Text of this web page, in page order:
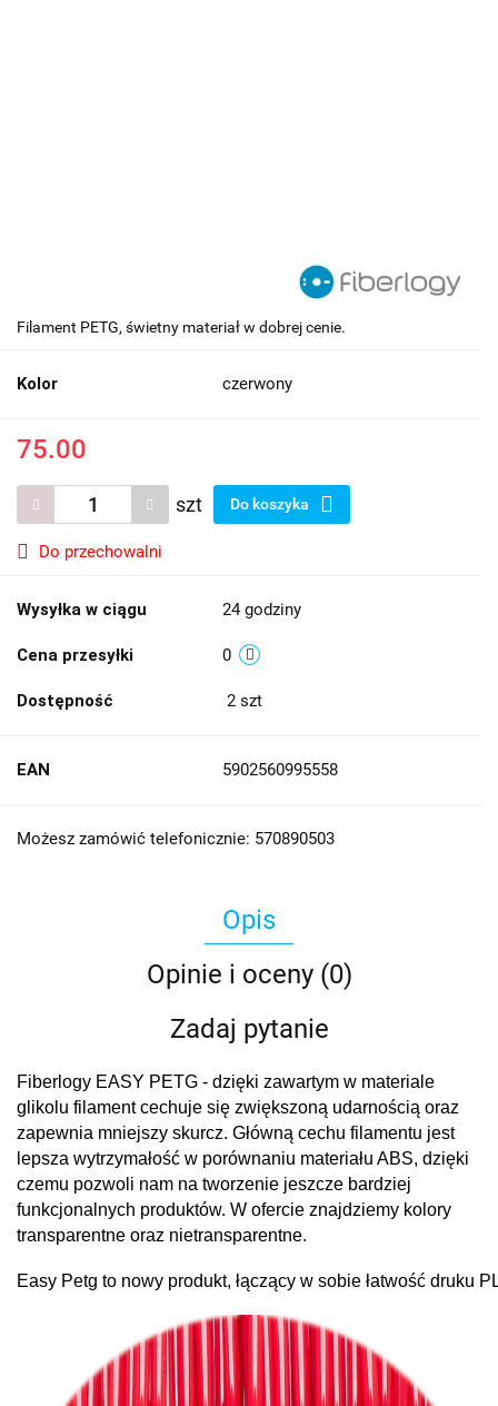
Filament PETG, świetny materiał w dobrej cenie.
Kolor czerwony
75.00
szt Do koszyka
Do przechowalni
Wysyłka w ciągu 24 godziny
Cena przesyłki 0
Dostępność 2 szt
EAN 5902560995558
Możesz zamówić telefonicznie: 570890503
Opis
Opinie i oceny (0)
Zadaj pytanie
Fiberlogy EASY PETG - dzięki zawartym w materiale
glikolu filament cechuje się zwiększoną udarnością oraz
zapewnia mniejszy skurcz. Główną cechu filamentu jest
lepsza wytrzymałość w porównaniu materiału ABS, dzięki
czemu pozwoli nam na tworzenie jeszcze bardziej
funkcjonalnych produktów. W ofercie znajdziemy kolory
transparentne oraz nietransparentne.
Easy Petg to nowy produkt, łączący w sobie łatwość druku